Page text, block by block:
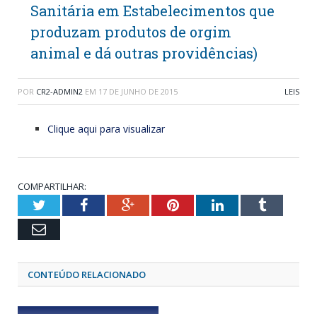
Sanitária em Estabelecimentos que
produzam produtos de orgim
animal e dá outras providências)
POR CR2-ADMIN2 EM 17 DE JUNHO DE 2015 LEIS
Clique aqui para visualizar
COMPARTILHAR:
TwitterFacebookGoogle+PinterestLinkedInTumblr
Email
CONTEÚDO RELACIONADO